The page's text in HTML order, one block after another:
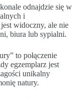
odnajdzie się w
i
widoczny, ale nie
biura lub sypialni.
to połączenie
egzemplarz jest
unikalny
natury.